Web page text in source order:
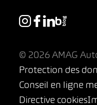
© 2026 AMAG
Protection des
Conseil en ligne
Directive cookies